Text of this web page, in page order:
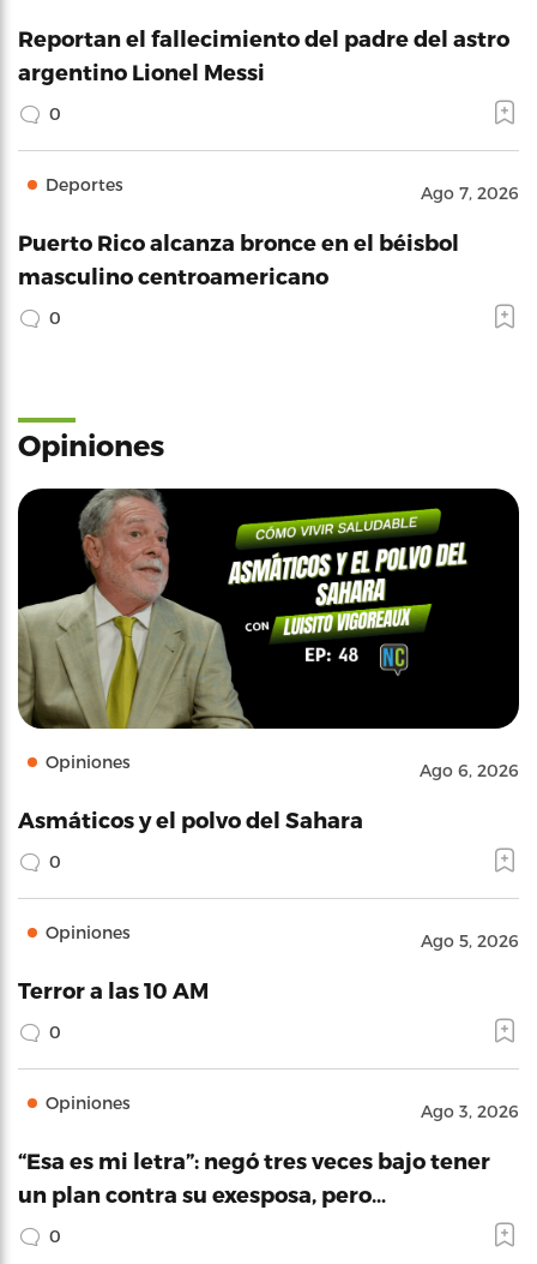
Reportan el fallecimiento del padre del astro
argentino Lionel Messi
0
Deportes Ago 7, 2026
Puerto Rico alcanza bronce en el béisbol
masculino centroamericano
0
Opiniones
Opiniones Ago 6, 2026
Asmáticos y el polvo del Sahara
0
Opiniones Ago 5, 2026
Terror a las 10 AM
0
Opiniones Ago 3, 2026
“Esa es mi letra”: negó tres veces bajo tener
un plan contra su exesposa, pero…
0